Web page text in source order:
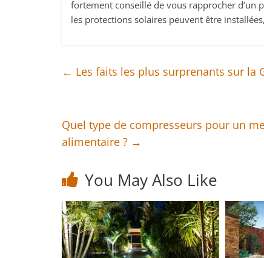
fortement conseillé de vous rapprocher d’un
les protections solaires peuvent être
← Les faits les plus surprenants sur la
Quel type de compresseurs pour un
alimentaire ? →
You May Also Like